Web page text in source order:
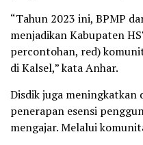
“Tahun 2023 ini, BPMP
menjadikan Kabupaten
percontohan, red)
di Kalsel,” kata Anhar.
Disdik juga meningkatkan
penerapan esensi
mengajar. Melalui